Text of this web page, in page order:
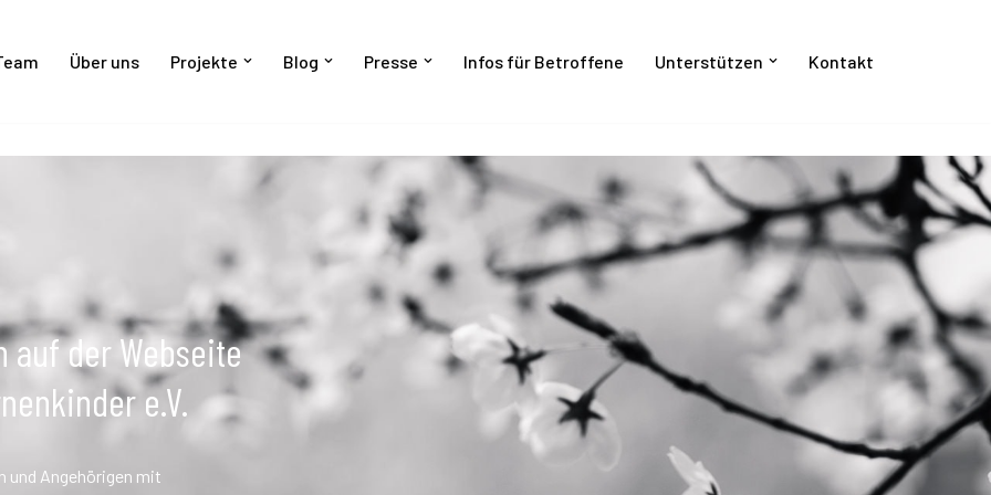
Über uns Projekte Blog Presse Infos für Betroffene Unterstützen Kontakt
auf der Webseite
e.V.
und Angehörigen mit